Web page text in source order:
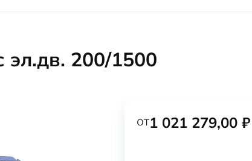
200/1500
от1 021 279,00 ₽